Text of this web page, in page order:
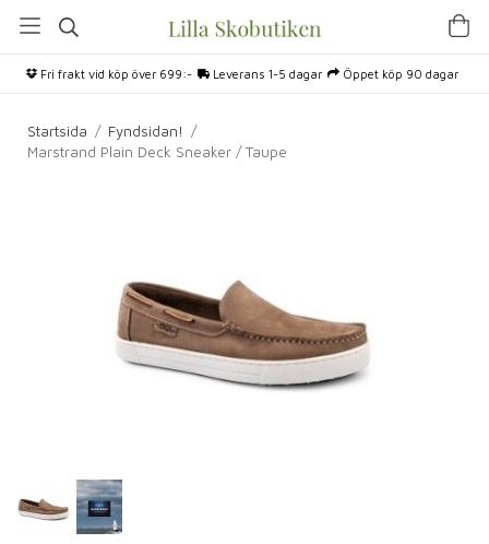
Fri frakt vid köp över 699:- Leverans 1-5 dagar Öppet köp 90 dagar
Startsida / Fyndsidan!
/
Marstrand Plain Deck Sneaker / Taupe